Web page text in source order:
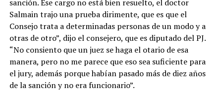
sanción. Ese cargo no está bien resuelto, el doctor
Salmain trajo una prueba dirimente, que es que el
Consejo trata a determinadas personas de un modo y a
otras de otro”, dijo el consejero, que es diputado del PJ.
“No consiento que un juez se haga el otario de esa
manera, pero no me parece que eso sea suficiente para
el jury, además porque habían pasado más de diez años
de la sanción y no era funcionario”.